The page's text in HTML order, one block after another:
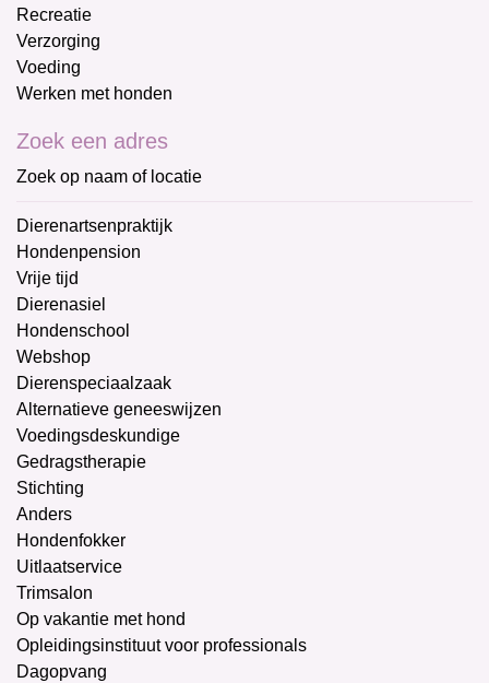
Recreatie
Verzorging
Voeding
Werken met honden
Zoek een adres
Zoek op naam of locatie
Dierenartsenpraktijk
Hondenpension
Vrije tijd
Dierenasiel
Hondenschool
Webshop
Dierenspeciaalzaak
Alternatieve geneeswijzen
Voedingsdeskundige
Gedragstherapie
Stichting
Anders
Hondenfokker
Uitlaatservice
Trimsalon
Op vakantie met hond
Opleidingsinstituut voor professionals
Dagopvang